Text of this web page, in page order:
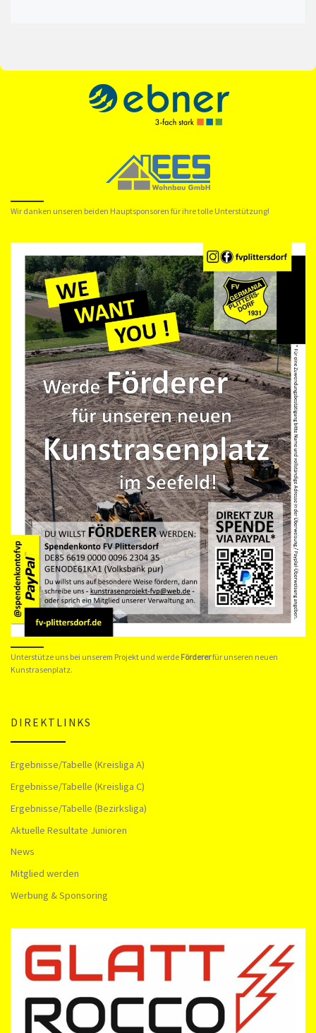
Wir danken unseren beiden Hauptsponsoren für ihre tolle Unterstützung!
Unterstütze uns bei unserem Projekt und werde Fördererfür unseren neuen
Kunstrasenplatz.
DIREKTLINKS
Ergebnisse/Tabelle (Kreisliga A)
Ergebnisse/Tabelle (Kreisliga C)
Ergebnisse/Tabelle (Bezirksliga)
Aktuelle Resultate Junioren
News
Mitglied werden
Werbung & Sponsoring